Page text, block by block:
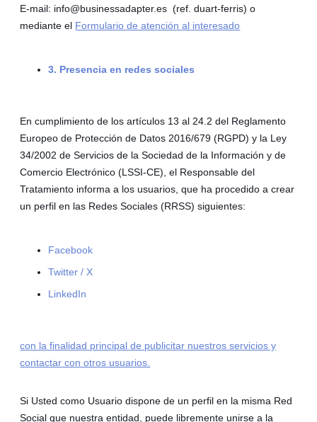
E-mail: info@businessadapter.es (ref. duart-ferris) o
mediante el Formulario de atención al interesado
3. Presencia en redes sociales
En cumplimiento de los artículos 13 al 24.2 del Reglamento
Europeo de Protección de Datos 2016/679 (RGPD) y la Ley
34/2002 de Servicios de la Sociedad de la Información y de
Comercio Electrónico (LSSI-CE), el Responsable del
Tratamiento informa a los usuarios, que ha procedido a crear
un perfil en las Redes Sociales (RRSS) siguientes:
Facebook
Twitter / X
LinkedIn
con la finalidad principal de publicitar nuestros servicios y
contactar con otros usuarios.
Si Usted como Usuario dispone de un perfil en la misma Red
Social que nuestra entidad, puede libremente unirse a la